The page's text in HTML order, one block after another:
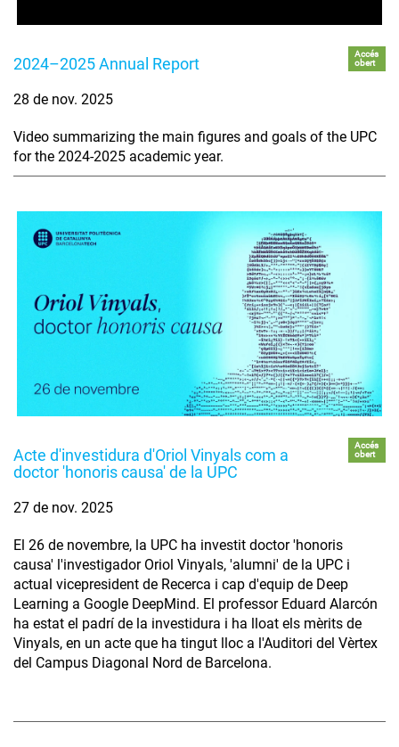
2024–2025 Annual Report
Accés
obert
28 de nov. 2025
Video summarizing the main figures and goals of the UPC
for the 2024-2025 academic year.
Acte d'investidura d'Oriol Vinyals com a
doctor 'honoris causa' de la UPC
Accés
obert
27 de nov. 2025
El 26 de novembre, la UPC ha investit doctor 'honoris
causa' l'investigador Oriol Vinyals, 'alumni' de la UPC i
actual vicepresident de Recerca i cap d'equip de Deep
Learning a Google DeepMind. El professor Eduard Alarcón
ha estat el padrí de la investidura i ha lloat els mèrits de
Vinyals, en un acte que ha tingut lloc a l'Auditori del Vèrtex
del Campus Diagonal Nord de Barcelona.